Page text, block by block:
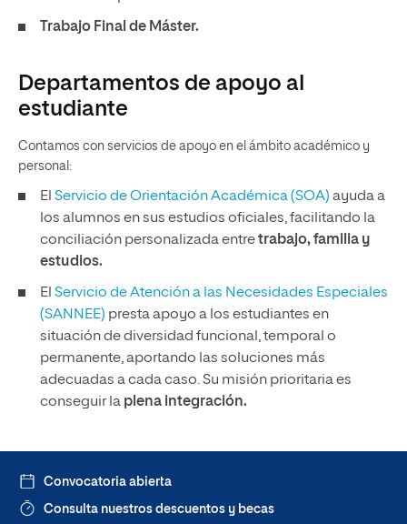
Trabajo Final de Máster.
Departamentos de apoyo al
estudiante
Contamos con servicios de apoyo en el ámbito académico y
personal:
El Servicio de Orientación Académica (SOA) ayuda a
los alumnos en sus estudios oficiales, facilitando la
conciliación personalizada entretrabajo, familia y
estudios.
El Servicio de Atención a las Necesidades Especiales
(SANNEE) presta apoyo a los estudiantes en
situación de diversidad funcional, temporal o
permanente, aportando las soluciones más
adecuadas a cada caso. Su misión prioritaria es
conseguir la plena integración.
Convocatoria abierta
Consulta nuestros descuentos y becas